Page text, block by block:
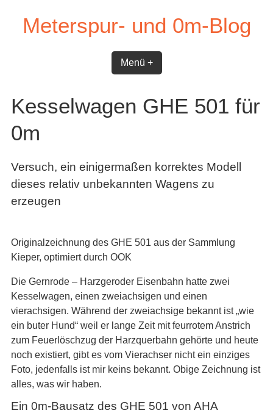
contentMeterspur- und 0m-Blog
Menü +
Kesselwagen GHE 501 für
0m
Versuch, ein einigermaßen korrektes Modell
dieses relativ unbekannten Wagens zu
erzeugen
Originalzeichnung des GHE 501 aus der Sammlung
Kieper, optimiert durch OOK
Die Gernrode – Harzgeroder Eisenbahn hatte zwei
Kesselwagen, einen zweiachsigen und einen
vierachsigen. Während der zweiachsige bekannt ist „wie
ein buter Hund“ weil er lange Zeit mit feurrotem Anstrich
zum Feuerlöschzug der Harzquerbahn gehörte und heute
noch existiert, gibt es vom Vierachser nicht ein einziges
Foto, jedenfalls ist mir keins bekannt. Obige Zeichnung ist
alles, was wir haben.
Ein 0m-Bausatz des GHE 501 von AHA